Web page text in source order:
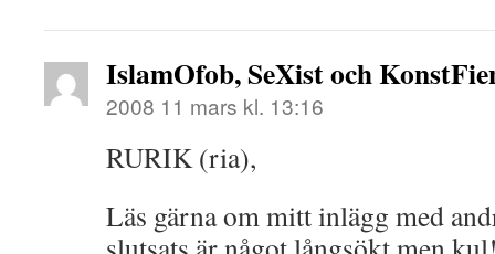
IslamOfob, SeXist och
2008 11 mars kl. 13:16
RURIK (ria),
Läs gärna om mitt inlägg med